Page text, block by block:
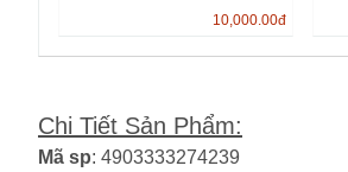
10,000.00đ
Chi Tiết Sản Phẩm:
Mã sp: 4903333274239